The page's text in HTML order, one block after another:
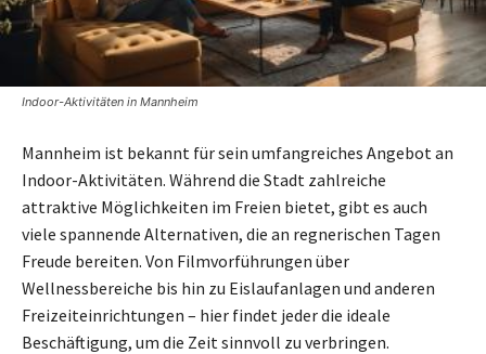
Indoor-Aktivitäten in Mannheim
Mannheim ist bekannt für sein umfangreiches Angebot an
Indoor-Aktivitäten. Während die Stadt zahlreiche
attraktive Möglichkeiten im Freien bietet, gibt es auch
viele spannende Alternativen, die an regnerischen Tagen
Freude bereiten. Von Filmvorführungen über
Wellnessbereiche bis hin zu Eislaufanlagen und anderen
Freizeiteinrichtungen – hier findet jeder die ideale
Beschäftigung, um die Zeit sinnvoll zu verbringen.